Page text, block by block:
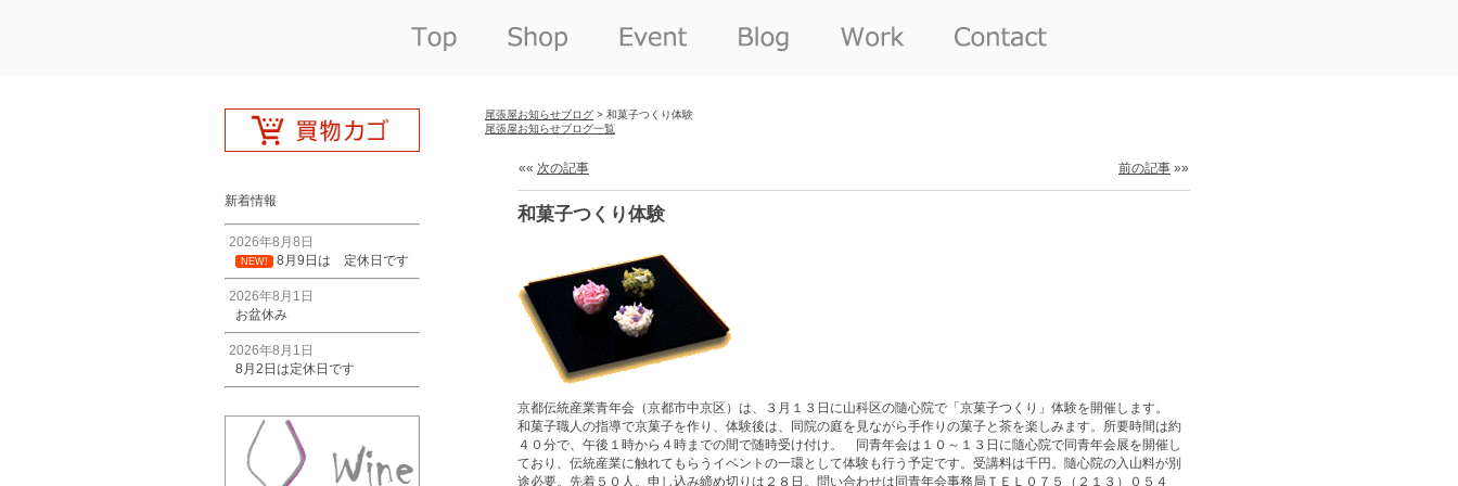
新着情報
2026年8月8日
NEW! 8月9日は 定休日です
2026年8月1日
お盆休み
2026年8月1日
8月2日は定休日です
尾張屋お知らせブログ > 和菓子つくり体験
尾張屋お知らせブログ一覧
«« 次の記事 前の記事 »»
和菓子つくり体験
京都伝統産業青年会（京都市中京区）は、３月１３日に山科区の隨心院で「京菓子つくり」体験を開催します。
和菓子職人の指導で京菓子を作り、体験後は、同院の庭を見ながら手作りの菓子と茶を楽しみます。所要時間は約
４０分で、午後１時から４時までの間で随時受け付け。 同青年会は１０～１３日に隨心院で同青年会展を開催し
ており、伝統産業に触れてもらうイベントの一環として体験も行う予定です。受講料は千円。隨心院の入山料が別
途必要。先着５０人。申し込み締め切りは２８日。問い合わせは同青年会事務局ＴＥＬ０７５（２１３）０５４